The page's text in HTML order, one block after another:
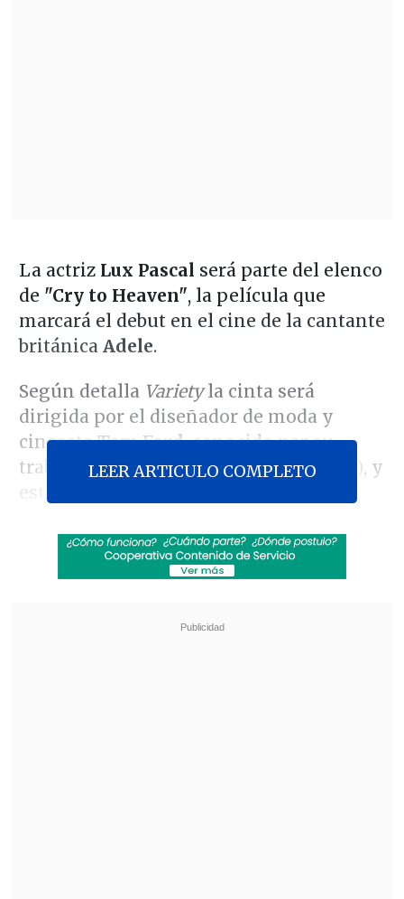
La actriz Lux Pascal será parte del elenco
de "Cry to Heaven", la película que
marcará el debut en el cine de la cantante
británica Adele.
Según detalla Varietyla cinta será
dirigida por el diseñador de moda y
cineastaTom Ford, conocido por su
trabajo en "Animales nocturnos" (2016), y
estará basada en la novela del mismo
vampiro").
Revelan video clave sobre el accidente de
LEER ARTICULO COMPLETO